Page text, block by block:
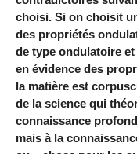
choisi. Si on choisit
des propriétés
de type ondulatoire
en évidence des
la matière est
de la science qui
connaissance
mais à la